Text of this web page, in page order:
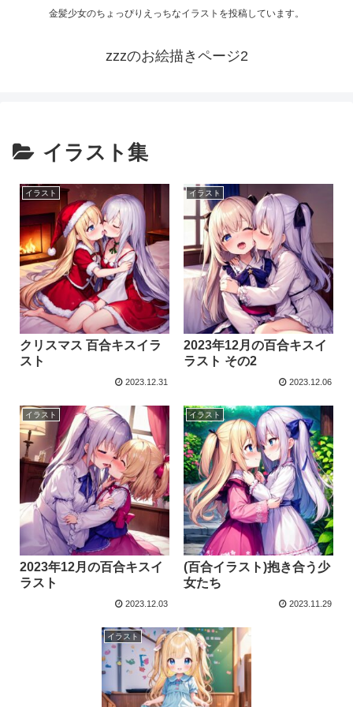
金髪少女のちょっぴりえっちなイラストを投稿しています。
zzzのお絵描きページ2
イラスト集
イラスト
クリスマス 百合キスイラ
スト
2023.12.31
イラスト
2023年12月の百合キスイ
ラスト その2
2023.12.06
イラスト
2023年12月の百合キスイ
ラスト
2023.12.03
イラスト
(百合イラスト)抱き合う少
女たち
2023.11.29
イラスト